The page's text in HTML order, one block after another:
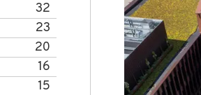
32
23
20
16
15